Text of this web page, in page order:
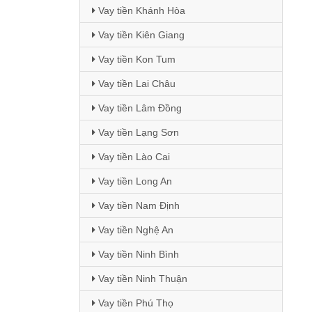
Vay tiền Khánh Hòa
Vay tiền Kiên Giang
Vay tiền Kon Tum
Vay tiền Lai Châu
Vay tiền Lâm Đồng
Vay tiền Lạng Sơn
Vay tiền Lào Cai
Vay tiền Long An
Vay tiền Nam Định
Vay tiền Nghệ An
Vay tiền Ninh Bình
Vay tiền Ninh Thuận
Vay tiền Phú Thọ